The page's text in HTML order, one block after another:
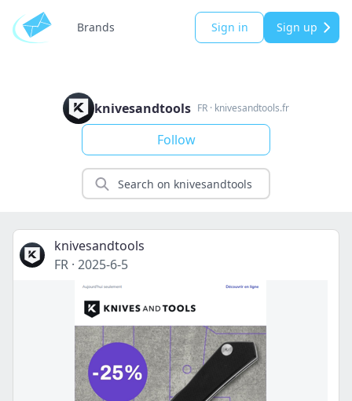
Brands Sign in Sign up
knivesandtools FR · knivesandtools.fr
Follow
knivesandtools
FR · 2025-6-5